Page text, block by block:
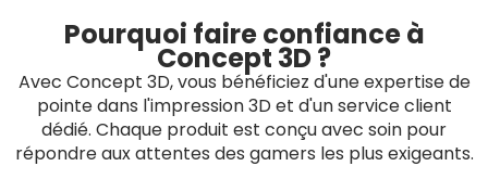
Pourquoi faire confiance à
Concept 3D ?
Avec Concept 3D, vous bénéficiez d'une expertise de
pointe dans l'impression 3D et d'un service client
dédié. Chaque produit est conçu avec soin pour
répondre aux attentes des gamers les plus exigeants.